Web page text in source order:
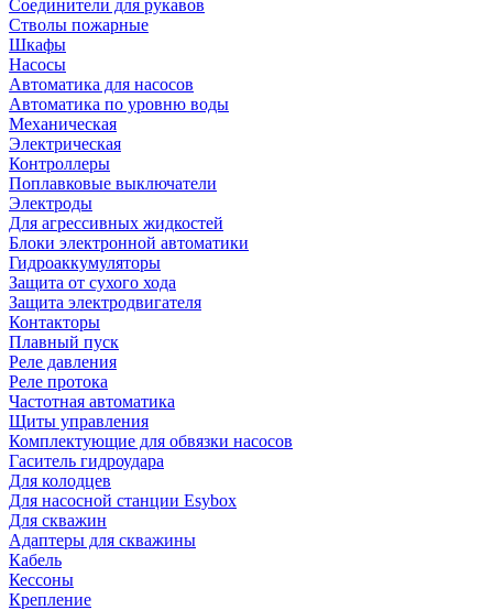
Соединители для рукавов
Стволы пожарные
Шкафы
Насосы
Автоматика для насосов
Автоматика по уровню воды
Механическая
Электрическая
Контроллеры
Поплавковые выключатели
Электроды
Для агрессивных жидкостей
Блоки электронной автоматики
Гидроаккумуляторы
Защита от сухого хода
Защита электродвигателя
Контакторы
Плавный пуск
Реле давления
Реле протока
Частотная автоматика
Щиты управления
Комплектующие для обвязки насосов
Гаситель гидроудара
Для колодцев
Для насосной станции Esybox
Для скважин
Адаптеры для скважины
Кабель
Кессоны
Крепление